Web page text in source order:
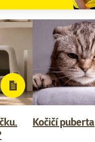
Kočičí puberta